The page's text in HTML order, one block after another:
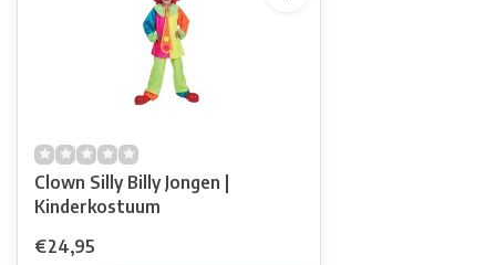
Clown Silly Billy Jongen |
Kinderkostuum
€24,95